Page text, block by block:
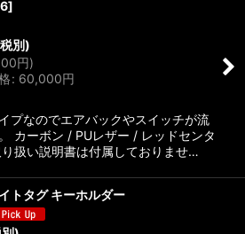
]
別)
円)
: 60,000円
プなのでエアバックやスイッチが流
カーボン / PUレザー / レッドセンタ
扱い説明書は付属しておりませ…
トタグ キーホルダー